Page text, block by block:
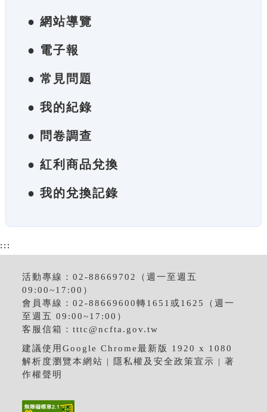
● 網站導覽
● 電子報
● 常見問題
● 我的紀錄
● 問卷調查
● 紅利商品兌換
● 我的兌換記錄
:::
活動專線：02-88669702（週一至週五
09:00~17:00）
會員專線：02-88669600轉1651或1625（週一
至週五 09:00~17:00）
客服信箱：tttc@ncfta.gov.tw
建議使用Google Chrome最新版 1920 x 1080
解析度瀏覽本網站 | 隱私權及安全政策宣示 |著
作權聲明